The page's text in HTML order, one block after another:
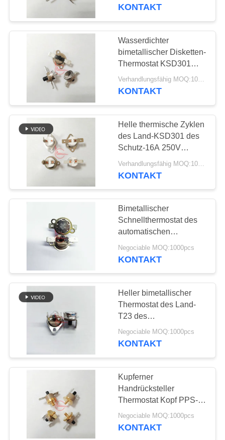
FABRIK-
AUSFLUG
QUALITÄTSKONTROLLE
TRETEN
SIE
MIT
VERBINDUNG
NACHRICHTEN
FÄLLE
SITEMAP
PRIVACY
POLICY
Handrücksteller-
Thermostat
Thermoschalter
ksd301
Wippenschalter
Druckknopf-
elektrischer Schalter
24
Schraubenkopf-
KONTAKT
Wasserdichter
bimetallischer Disketten-
Thermostat KSD301
16A 250V für
Kühlschrank entfrosten
Verhandlungsfähig MOQ:1000pcs
KONTAKT
Helle thermische Zyklen
des Land-KSD301 des
Schutz-16A 250V
100000 mit
keramischem Kasten für
KONTAKT
Bimetallischer
Schnellthermostat des
automatischen
Zurücksetzens 9.6mm
12.4mm der disketten-
Negociable MOQ:1000pcs
KONTAKT
Heller bimetallischer
Thermostat des Land-
T23 des
Handrücksteller-15A
125V PPS KSD301
Negociable MOQ:1000pcs
KONTAKT
Kupferner
Handrücksteller
Thermostat Kopf PPS-
Fall-T23 KSD301 für
Haushaltsgerät
Negociable MOQ:1000pcs
KONTAKT